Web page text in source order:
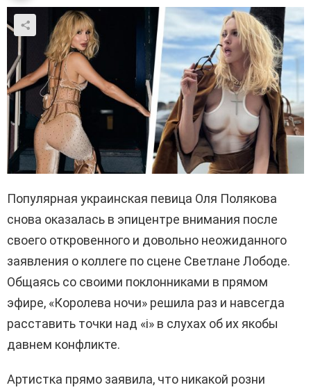
Популярная украинская певица Оля Полякова
снова оказалась в эпицентре внимания после
своего откровенного и довольно неожиданного
заявления о коллеге по сцене Светлане Лободе.
Общаясь со своими поклонниками в прямом
эфире, «Королева ночи» решила раз и навсегда
расставить точки над «i» в слухах об их якобы
давнем конфликте.
Артистка прямо заявила, что никакой розни